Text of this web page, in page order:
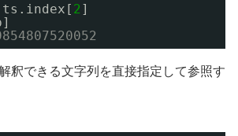
ts.index[ 2 ]
釈できる文字列を直接指定して参照す